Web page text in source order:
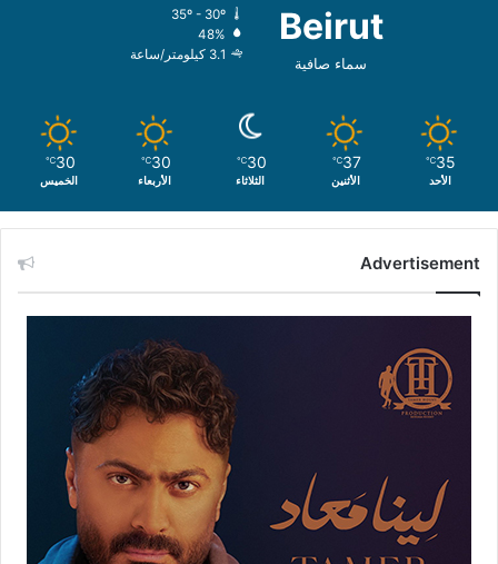
Beirut
سماء صافية
35º - 30º
48%
3.1 كيلومتر/ساعة
35
℃
الأحد
37
℃
الأثنين
30
℃
الثلاثاء
30
℃
الأربعاء
30
℃
الخميس
Advertisement